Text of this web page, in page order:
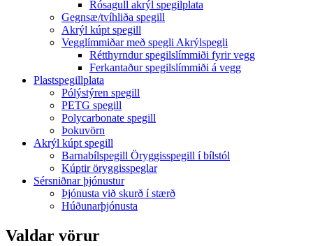
Rósagull akrýl spegilplata
Gegnsæ/tvíhliða spegill
Akrýl kúpt spegill
Vegglímmiðar með spegli Akrýlspegli
Rétthyrndur spegilslímmiði fyrir vegg
Ferkantaður spegilslímmiði á vegg
Plastspegillplata
Pólýstýren spegill
PETG spegill
Polycarbonate spegill
Þokuvörn
Akrýl kúpt spegill
Barnabílspegill Öryggisspegill í bílstól
Kúptir öryggisspeglar
Sérsniðnar þjónustur
Þjónusta við skurð í stærð
Húðunarþjónusta
Valdar vörur